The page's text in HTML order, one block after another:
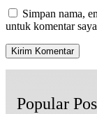
Simpan nama,
untuk komentar
Popular